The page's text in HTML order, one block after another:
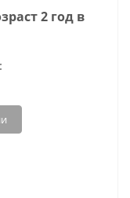
2 год в